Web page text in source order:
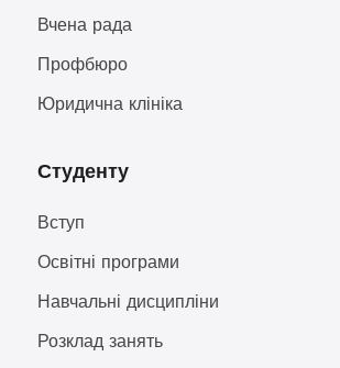
Вчена рада
Профбюро
Юридична клініка
Студенту
Вступ
Освітні програми
Навчальні дисципліни
Розклад занять